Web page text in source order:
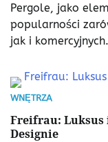
Pergole, jako
popularności
jak i
WNĘTRZA
Freifrau: Luksus
Designie